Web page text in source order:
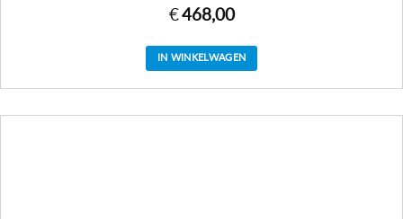
€468,00
IN WINKELWAGEN